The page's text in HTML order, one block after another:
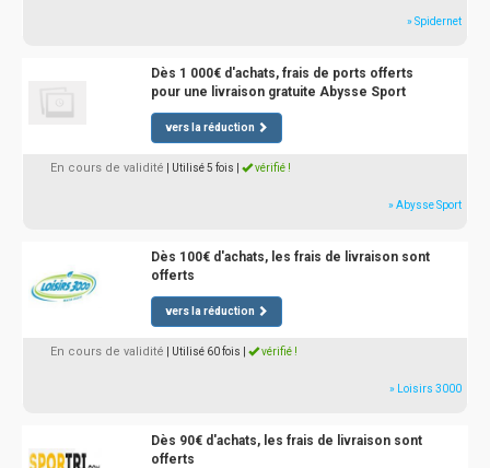
» Spidernet
Dès 1 000€ d'achats, frais de ports offerts
pour une livraison gratuite Abysse Sport
vers la réduction
En cours de validité | Utilisé 5 fois vérifié !
» Abysse Sport
Dès 100€ d'achats, les frais de livraison sont
offerts
vers la réduction
En cours de validité | Utilisé 60 fois vérifié !
» Loisirs 3000
Dès 90€ d'achats, les frais de livraison sont
offerts